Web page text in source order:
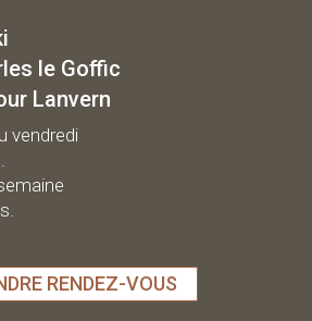
le Goffic
Lanvern
vendredi
RENDEZ-VOUS